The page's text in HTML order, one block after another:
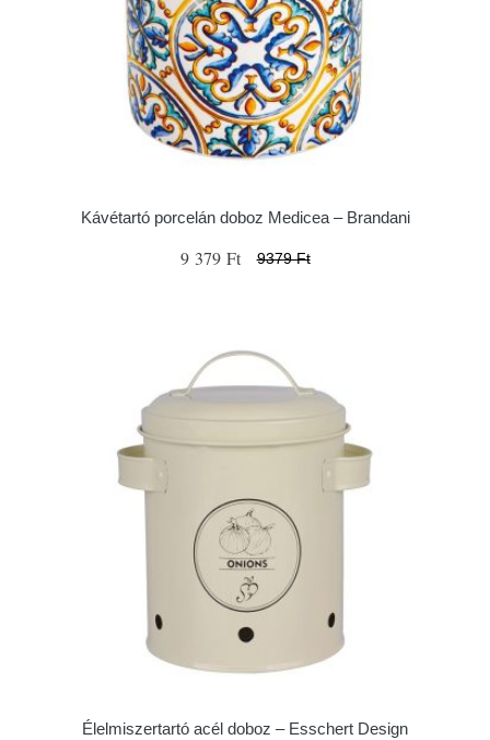
Kávétartó porcelán doboz Medicea – Brandani
9 379 Ft 9379 Ft
Élelmiszertartó acél doboz – Esschert Design